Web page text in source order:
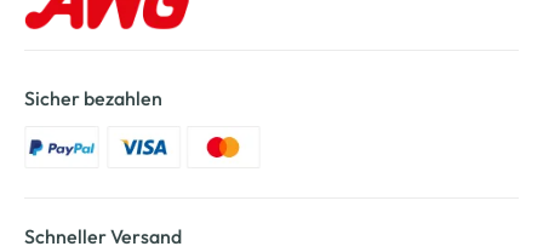
Sicher bezahlen
Schneller Versand